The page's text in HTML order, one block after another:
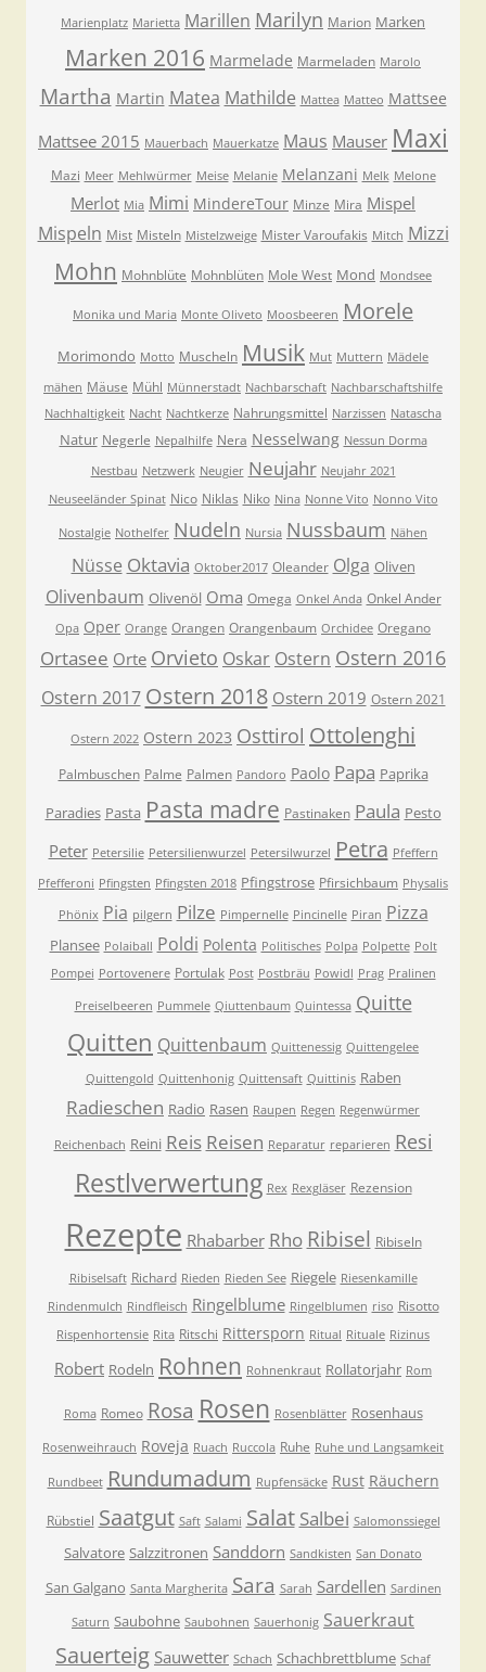
Marienplatz Marietta Marillen Marilyn Marion Marken
Marken 2016 Marmelade Marmeladen Marolo
Martha Martin Matea Mathilde Mattea Matteo Mattsee
Mattsee 2015 Mauerbach Mauerkatze Maus Mauser Maxi
Mazi Meer Mehlwürmer Meise Melanie Melanzani Melk Melone
Merlot Mia Mimi MindereTour Minze Mira Mispel
Mispeln Mist Misteln Mistelzweige Mister Varoufakis Mitch Mizzi
Mohn Mohnblüte Mohnblüten Mole West Mond Mondsee
Monika und Maria Monte Oliveto Moosbeeren Morele
Morimondo Motto Muscheln Musik Mut Muttern Mädele
mähen Mäuse Mühl Münnerstadt Nachbarschaft Nachbarschaftshilfe
Nachhaltigkeit Nacht Nachtkerze Nahrungsmittel Narzissen Natascha
Natur Negerle Nepalhilfe Nera Nesselwang Nessun Dorma
Nestbau Netzwerk Neugier Neujahr Neujahr 2021
Neuseeländer Spinat Nico Niklas Niko Nina Nonne Vito Nonno Vito
Nostalgie Nothelfer Nudeln Nursia Nussbaum Nähen
Nüsse Oktavia Oktober2017 Oleander Olga Oliven
Olivenbaum Olivenöl Oma Omega Onkel Anda Onkel Ander
Opa Oper Orange Orangen Orangenbaum Orchidee Oregano
Ortasee Orte Orvieto Oskar Ostern Ostern 2016
Ostern 2017 Ostern 2018 Ostern 2019 Ostern 2021
Ostern 2022 Ostern 2023 Osttirol Ottolenghi
Palmbuschen Palme Palmen Pandoro Paolo Papa Paprika
Paradies Pasta Pasta madre Pastinaken Paula Pesto
Peter Petersilie Petersilienwurzel Petersilwurzel Petra Pfeffern
Pfefferoni Pfingsten Pfingsten 2018 Pfingstrose Pfirsichbaum Physalis
Phönix Pia pilgern Pilze Pimpernelle Pincinelle Piran Pizza
Plansee Polaiball Poldi Polenta Politisches Polpa Polpette Polt
Pompei Portovenere Portulak Post Postbräu Powidl Prag Pralinen
Preiselbeeren Pummele Qiuttenbaum Quintessa Quitte
Quitten Quittenbaum Quittenessig Quittengelee
Quittengold Quittenhonig Quittensaft Quittinis Raben
Radieschen Radio Rasen Raupen Regen Regenwürmer
Reichenbach Reini Reis Reisen Reparatur reparieren Resi
Restlverwertung Rex Rexgläser Rezension
Rezepte Rhabarber Rho Ribisel Ribiseln
Ribiselsaft Richard Rieden Rieden See Riegele Riesenkamille
Rindenmulch Rindfleisch Ringelblume Ringelblumen riso Risotto
Rispenhortensie Rita Ritschi Rittersporn Ritual Rituale Rizinus
Robert Rodeln Rohnen Rohnenkraut Rollatorjahr Rom
Roma Romeo Rosa Rosen Rosenblätter Rosenhaus
Rosenweihrauch Roveja Ruach Ruccola Ruhe Ruhe und Langsamkeit
Rundbeet Rundumadum Rupfensäcke Rust Räuchern
Rübstiel Saatgut Saft Salami Salat Salbei Salomonssiegel
Salvatore Salzzitronen Sanddorn Sandkisten San Donato
San Galgano Santa Margherita Sara Sarah Sardellen Sardinen
Saturn Saubohne Saubohnen Sauerhonig Sauerkraut
Sauerteig Sauwetter Schach Schachbrettblume Schaf